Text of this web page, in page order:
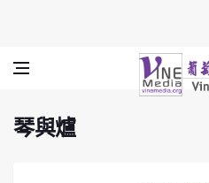
琴與爐
Vine Media
葡萄樹傳媒
琴與爐